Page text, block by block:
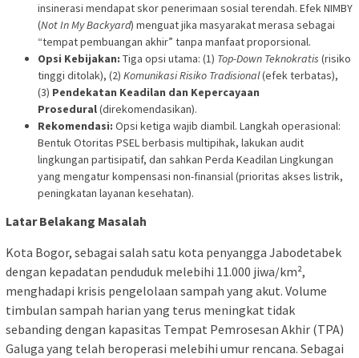
insinerasi mendapat skor penerimaan sosial terendah. Efek NIMBY
(Not In My Backyard) menguat jika masyarakat merasa sebagai
“tempat pembuangan akhir” tanpa manfaat proporsional.
Opsi Kebijakan: Tiga opsi utama: (1) Top-Down Teknokratis (risiko
tinggi ditolak), (2) Komunikasi Risiko Tradisional(efek terbatas),
(3) Pendekatan Keadilan dan Kepercayaan
Prosedural(direkomendasikan).
Rekomendasi: Opsi ketiga wajib diambil. Langkah operasional:
Bentuk Otoritas PSEL berbasis multipihak, lakukan audit
lingkungan partisipatif, dan sahkan Perda Keadilan Lingkungan
yang mengatur kompensasi non-finansial (prioritas akses listrik,
peningkatan layanan kesehatan).
Latar Belakang Masalah
Kota Bogor, sebagai salah satu kota penyangga Jabodetabek
dengan kepadatan penduduk melebihi 11.000 jiwa/km²,
menghadapi krisis pengelolaan sampah yang akut. Volume
timbulan sampah harian yang terus meningkat tidak
sebanding dengan kapasitas Tempat Pemrosesan Akhir (TPA)
Galuga yang telah beroperasi melebihi umur rencana. Sebagai